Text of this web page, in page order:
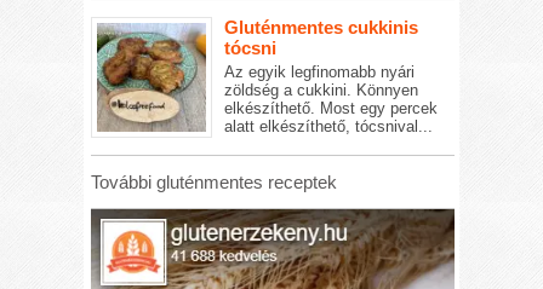
Gluténmentes cukkinis
tócsni
Az egyik legfinomabb nyári
zöldség a cukkini. Könnyen
elkészíthető. Most egy percek
alatt elkészíthető, tócsnival...
További gluténmentes receptek